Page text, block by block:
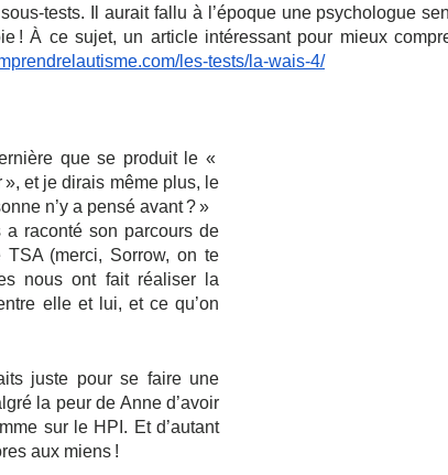
tests. Il aurait fallu à l’époque une psychologue
! À ce sujet, un article intéressant pour mieux
les-tests/la-wais-4/
que se produit le «
», et je dirais même plus, le
n’y a pensé avant ? »
raconté son parcours de
(merci, Sorrow, on te
nous ont fait réaliser la
elle et lui, et ce qu’on
juste pour se faire une
la peur de Anne d’avoir
sur le HPI. Et d’autant
aux miens !